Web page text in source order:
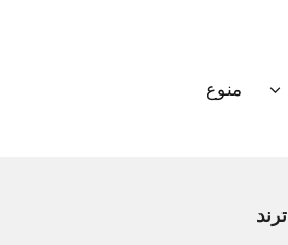
منوع
ترند